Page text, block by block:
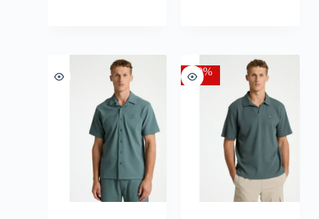
-30%